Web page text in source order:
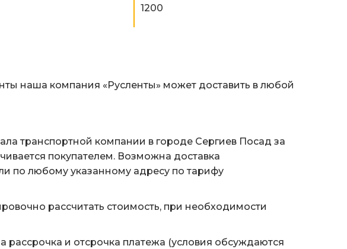
1200
наша компания «Русленты» может доставить в любой
транспортной компании в городе Сергиев Посад за
покупателем. Возможна доставка
по любому указанному адресу по тарифу
рассчитать стоимость, при необходимости
и отсрочка платежа (условия обсуждаются